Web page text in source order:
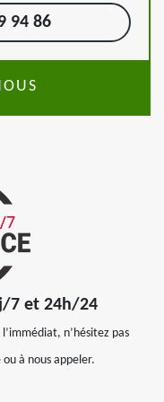
94 86
7 et 24h/24
n’hésitez pas
à nous appeler.